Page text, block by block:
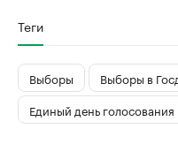
Теги
Выборы
Выборы в
Единый день голосования